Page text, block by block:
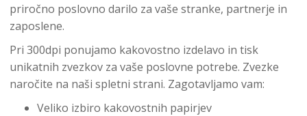
priročno poslovno darilo za vaše stranke, partnerje in
zaposlene.
Pri 300dpi ponujamo kakovostno izdelavo in tisk
unikatnih zvezkov za vaše poslovne potrebe. Zvezke
naročite na naši spletni strani. Zagotavljamo vam:
Veliko izbiro kakovostnih papirjev